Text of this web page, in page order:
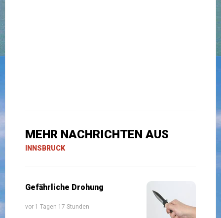
MEHR NACHRICHTEN AUS
INNSBRUCK
Gefährliche Drohung
vor 1 Tagen 17 Stunden